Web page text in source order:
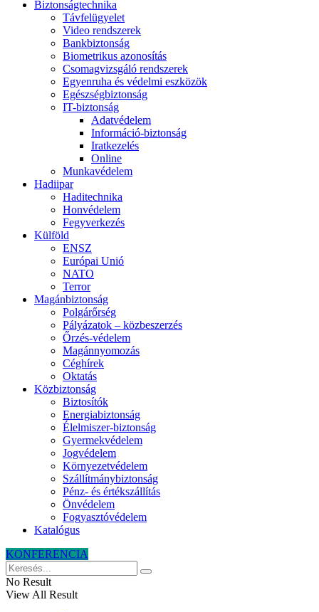
Biztonságtechnika
Távfelügyelet
Video rendszerek
Bankbiztonság
Biometrikus azonosítás
Csomagvizsgáló rendszerek
Egyenruha és védelmi eszközök
Egészségbiztonság
IT-biztonság
Adatvédelem
Információ-biztonság
Iratkezelés
Online
Munkavédelem
Hadiipar
Haditechnika
Honvédelem
Fegyverkezés
Külföld
ENSZ
Európai Unió
NATO
Terror
Magánbiztonság
Polgárőrség
Pályázatok – közbeszerzés
Őrzés-védelem
Magánnyomozás
Céghírek
Oktatás
Közbiztonság
Biztosítók
Energiabiztonság
Élelmiszer-biztonság
Gyermekvédelem
Jogvédelem
Környezetvédelem
Szállítmánybiztonság
Pénz- és értékszállítás
Önvédelem
Fogyasztóvédelem
Katalógus
KONFERENCIA
No Result
View All Result